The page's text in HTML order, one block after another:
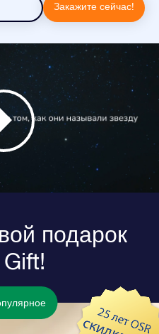
Закажите сейчас!
подарок